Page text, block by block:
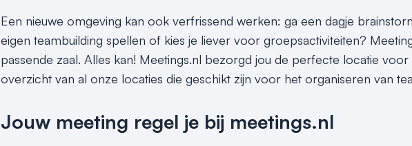
Een nieuwe omgeving kan ook verfrissend werken: ga een dagje
eigen teambuilding spellen of kies je liever voor groepsactiviteiten?
passende zaal. Alles kan! Meetings.nl bezorgd jou de perfecte locatie
overzicht van al onze locaties die geschikt zijn voor het organiseren van
Jouw meeting regel je bij meetings.nl